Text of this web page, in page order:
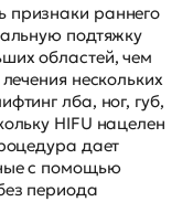
признаки раннего
подтяжку
областей, чем
нескольких
лба, ног, губ,
HIFU нацелен
дает
с помощью
периода